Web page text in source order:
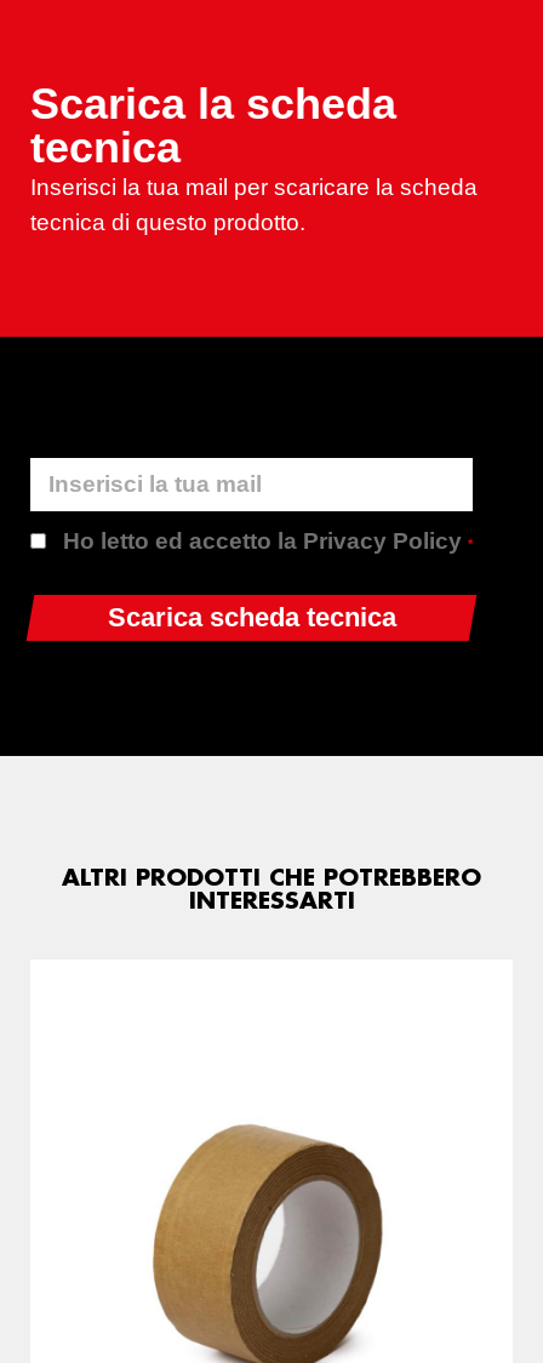
Scarica la scheda
tecnica
Inserisci la tua mail per scaricare la scheda
tecnica di questo prodotto.
Ho letto ed accetto la Privacy Policy*
ALTRI PRODOTTI CHE POTREBBERO
INTERESSARTI